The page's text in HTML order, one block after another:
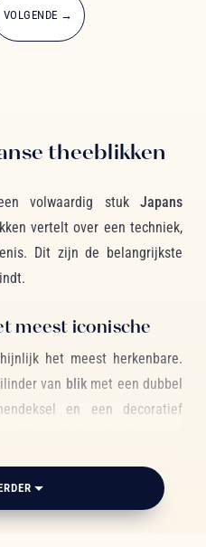
VOLGENDE →
theeblikken
volwaardig stukJapans
vertelt over een techniek,
Dit zijn de belangrijkste
meest iconische
het meest herkenbare.
van blikmet een dubbel
en een decoratief
op landschappen.